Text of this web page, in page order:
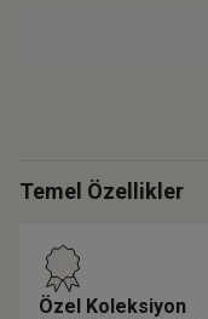
Temel Özellikler
Özel Koleksiyon